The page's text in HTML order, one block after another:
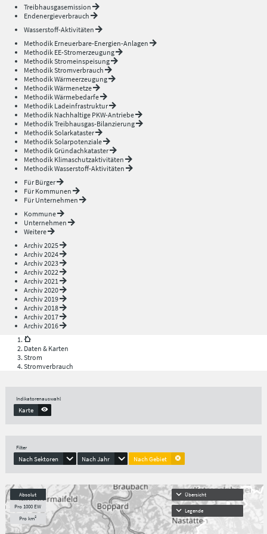
Treibhausgasemission
Endenergieverbrauch
Wasserstoff-Aktivitäten
Methodik Erneuerbare-Energien-Anlagen
Methodik EE-Stromerzeugung
Methodik Stromeinspeisung
Methodik Stromverbrauch
Methodik Wärmeerzeugung
Methodik Wärmenetze
Methodik Wärmebedarfe
Methodik Ladeinfrastruktur
Methodik Nachhaltige PKW-Antriebe
Methodik Treibhausgas-Bilanzierung
Methodik Solarkataster
Methodik Solarpotenziale
Methodik Gründachkataster
Methodik Klimaschutzaktivitäten
Methodik Wasserstoff-Aktivitäten
Für Bürger
Für Kommunen
Für Unternehmen
Kommune
Unternehmen
Weitere
Archiv 2025
Archiv 2024
Archiv 2023
Archiv 2022
Archiv 2021
Archiv 2020
Archiv 2019
Archiv 2018
Archiv 2017
Archiv 2016
Daten & Karten
Strom
Stromverbrauch
Indikatorenauswahl
Karte
Filter
Nach Sektoren Nach Jahr Nach Gebiet
Absolut
Pro 1000 EW
Pro km²
Übersicht
Legende